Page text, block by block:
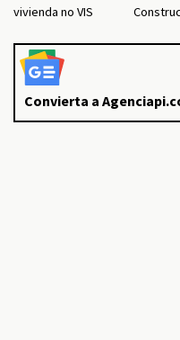
vivienda no VIS
Convierta a